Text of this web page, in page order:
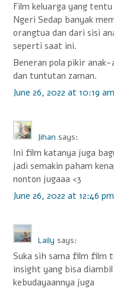
Film keluarga yang
Ngeri Sedap banyak
orangtua dan dari sisi
seperti saat ini.
Beneran pola pikir
dan tuntutan zaman.
June 26, 2022 at 10:19 am
Jihan says:
Ini film katanya juga
jadi semakin paham
nonton jugaaa <3
June 26, 2022 at 12:46 pm
Laily says:
Suka sih sama film film
insight yang bisa
kebudayaannya juga